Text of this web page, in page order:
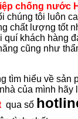
chống nước
chúng tôi luôn
chất lượng tốt
khách hàng
cũng như
tìm hiểu về sản
của mình hãy
qua số